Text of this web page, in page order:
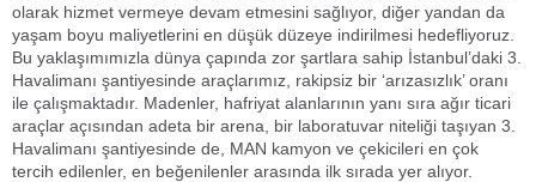
olarak hizmet vermeye devam etmesini sağlıyor, diğer yandan da
yaşam boyu maliyetlerini en düşük düzeye indirilmesi hedefliyoruz.
Bu yaklaşımımızla dünya çapında zor şartlara sahip İstanbul’daki 3.
Havalimanı şantiyesinde araçlarımız, rakipsiz bir ‘arızasızlık’ oranı
ile çalışmaktadır. Madenler, hafriyat alanlarının yanı sıra ağır ticari
araçlar açısından adeta bir arena, bir laboratuvar niteliği taşıyan 3.
Havalimanı şantiyesinde de, MAN kamyon ve çekicileri en çok
tercih edilenler, en beğenilenler arasında ilk sırada yer alıyor.